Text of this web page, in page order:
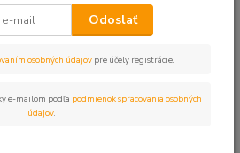
PS- ULTRA
Odoslať
osobných údajov pre účely registrácie.
e-mailom podľa podmienok spracovania osobných
údajov